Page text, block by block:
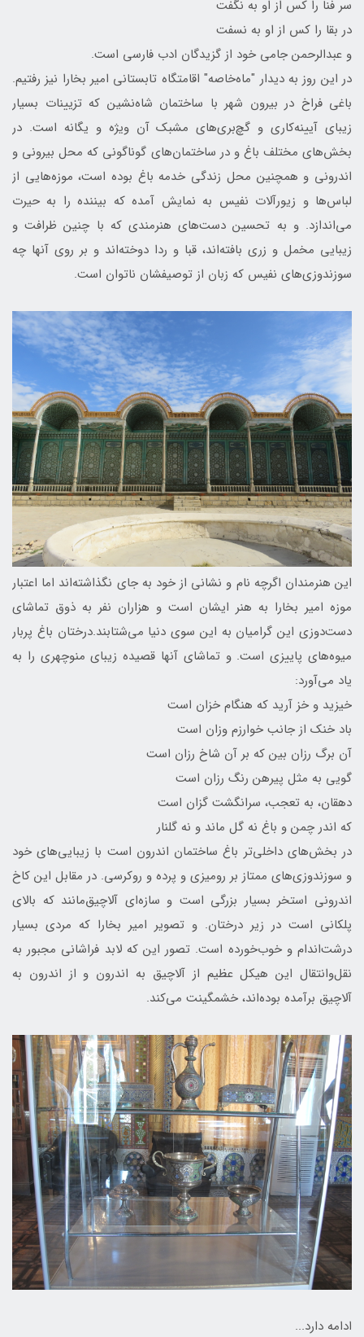
سر فنا را کس از او به نگفت
در بقا را کس از او به نسفت
و عبدالرحمن جامی خود از گزیدگان ادب فارسی است.
در این روز به دیدار "ماه‌خاصه" اقامتگاه تابستانی امیر بخارا نیز رفتیم.
باغی فراخ در بیرون شهر با ساختمان شاه‌نشین که تزیینات بسیار
زیبای آیینه‌کاری و گچ‌بری‌های مشبک آن ویژه و یگانه است. در
بخش‌های مختلف باغ و در ساختمان‌های گوناگونی که محل بیرونی و
اندرونی و همچنین محل زندگی خدمه باغ بوده است، موزه‌هایی از
لباس‌ها و زیورآلات نفیس به نمایش آمده که بیننده را به حیرت
می‌اندازد. و به تحسین دست‌های هنرمندی که با چنین ظرافت و
زیبایی مخمل و زری بافته‌اند، قبا و ردا دوخته‌اند و بر روی آنها چه
سوزندوزی‌های نفیس که زبان از توصیفشان ناتوان است.
این هنرمندان اگرچه نام و نشانی از خود به جای نگذاشته‌اند اما اعتبار
موزه امیر بخارا به هنر ایشان است و هزاران نفر به ذوق تماشای
دست‌دوزی این گرامیان به این سوی دنیا می‌شتابند.درختان باغ پربار
میوه‌های پاییزی است. و تماشای آنها قصیده زیبای منوچهری را به
یاد می‌آورد:
خیزید و خز آرید که هنگام خزان است
باد خنک از جانب خوارزم وزان است
آن برگ رزان بین که بر آن شاخ رزان است
گویی به مثل پیرهن رنگ رزان است
دهقان، به تعجب، سرانگشت گزان است
که اندر چمن و باغ نه گل ماند و نه گلنار
در بخش‌های داخلی‌تر باغ ساختمان اندرون است با زیبایی‌های خود
و سوزندوزی‌های ممتاز بر رومیزی و پرده و روکرسی. در مقابل این کاخ
اندرونی استخر بسیار بزرگی است و سازه‌ای آلاچیق‌مانند که بالای
پلکانی است در زیر درختان. و تصویر امیر بخارا که مردی بسیار
درشت‌اندام و خوب‌خورده است. تصور این که لابد فراشانی مجبور به
نقل‌وانتقال این هیکل عظیم از آلاچیق به اندرون و از اندرون به
آلاچیق برآمده بوده‌اند، خشمگینت می‌کند.
ادامه دارد...